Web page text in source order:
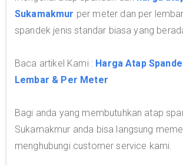
Sukamakmur per meter dan per
spandek jenis standar biasa yang
Baca artikel Kami : Harga Atap
Lembar & Per Meter
Bagi anda yang membutuhkan atap
Sukamakmur anda bisa langsung
menghubungi customer service kami.